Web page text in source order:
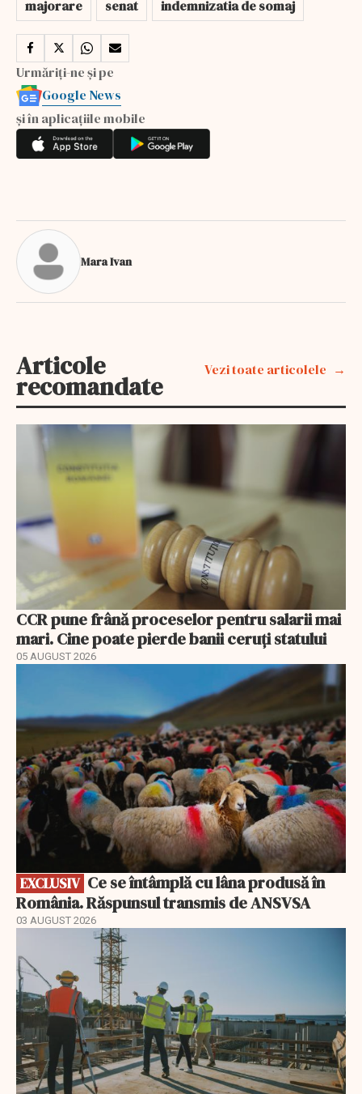
majorare senat indemnizatia de somaj
Urmăriți-ne și pe
Google News
și în aplicațiile mobile
Mara Ivan
Articole
recomandate
Vezi toate articolele
CCR pune frână proceselor pentru salarii mai
mari. Cine poate pierde banii ceruți statului
05 AUGUST 2026
EXCLUSIV
România. Răspunsul transmis de ANSVSA
03 AUGUST 2026